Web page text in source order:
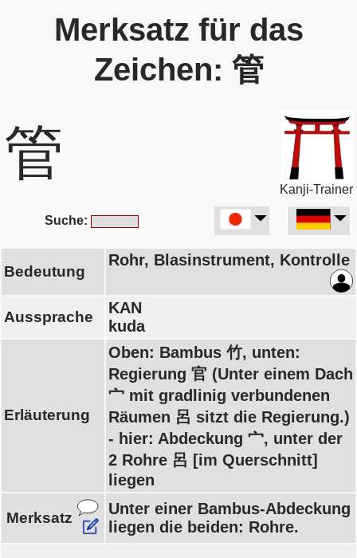
Merksatz für das
Zeichen: 管
管
Kanji-Trainer
Suche:
Bedeutung
Rohr, Blasinstrument, Kontrolle
Aussprache
KAN
kuda
Erläuterung
Oben: Bambus 竹, unten:
Regierung 官 (Unter einem Dach
宀 mit gradlinig verbundenen
Räumen 呂 sitzt die Regierung.)
- hier: Abdeckung 宀, unter der
2 Rohre 呂 [im Querschnitt]
liegen
Merksatz
Unter einer Bambus-Abdeckung
liegen die beiden: Rohre.